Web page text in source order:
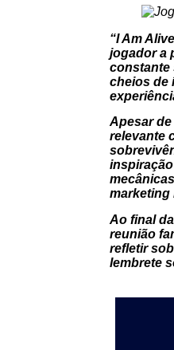
“I Am
jogador a
constante
cheios de
Apesar
relevante
marketing
Ao final
reunião
refletir
lembrete